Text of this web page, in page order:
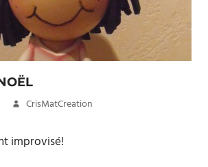
CrisMatCreation
improvisé!